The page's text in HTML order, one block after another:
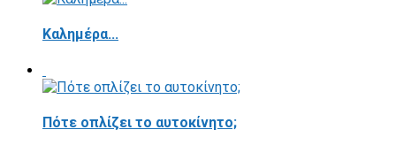
Καλημέρα...
Πότε οπλίζει το αυτοκίνητο;